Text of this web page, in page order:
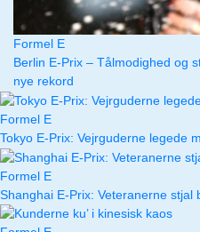
Formel E
Berlin E-Prix – Tålmodighed og
nye rekord
Formel E
Tokyo E-Prix: Vejrguderne legede
Formel E
Shanghai E-Prix: Veteranerne stjal